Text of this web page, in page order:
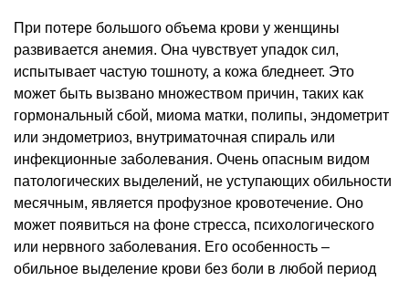
При потере большого объема крови у женщины
развивается анемия. Она чувствует упадок сил,
испытывает частую тошноту, а кожа бледнеет. Это
может быть вызвано множеством причин, таких как
гормональный сбой, миома матки, полипы, эндометрит
или эндометриоз, внутриматочная спираль или
инфекционные заболевания. Очень опасным видом
патологических выделений, не уступающих обильности
месячным, является профузное кровотечение. Оно
может появиться на фоне стресса, психологического
или нервного заболевания. Его особенность –
обильное выделение крови без боли в любой период